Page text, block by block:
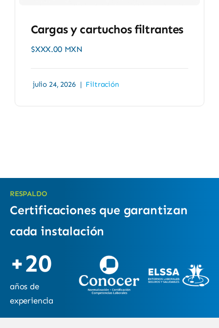
Cargas y cartuchos filtrantes
$XXX.00 MXN
julio 24, 2026 | Filtración
RESPALDO
Certificaciones que garantizan
cada instalación
+20
años de
experiencia